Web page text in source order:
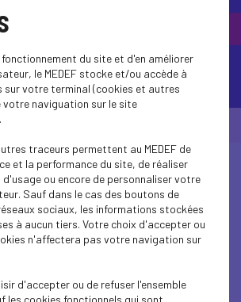
Contactez-nous
Loire 2026 -
du site et d'en améliorer
le MEDEF stocke et/ou accède à
sur votre terminal (cookies et autres
votre naviguation sur le site
traceurs permettent au MEDEF de
et la performance du site, de réaliser
ou encore de personnaliser votre
Sauf dans le cas des boutons de
sociaux, les informations stockées
à aucun tiers. Votre choix d'accepter ou
n'affectera pas votre navigation sur
d'accepter ou de refuser l'ensemble
les cookies fonctionnels qui sont